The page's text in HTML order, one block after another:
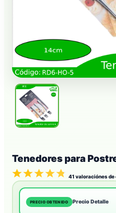
Tenedores para
41 valoraciónes de
PRECIO OBTENIDO Precio Detalle